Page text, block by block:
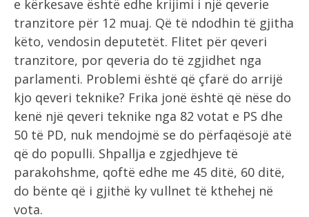
e kërkesave është edhe krijimi i një qeverie
tranzitore për 12 muaj. Që të ndodhin të gjitha
këto, vendosin deputetët. Flitet për qeveri
tranzitore, por qeveria do të zgjidhet nga
parlamenti. Problemi është që çfarë do arrijë
kjo qeveri teknike? Frika jonë është që nëse do
kenë një qeveri teknike nga 82 votat e PS dhe
50 të PD, nuk mendojmë se do përfaqësojë atë
që do populli. Shpallja e zgjedhjeve të
parakohshme, qoftë edhe me 45 ditë, 60 ditë,
do bënte që i gjithë ky vullnet të kthehej në
vota.